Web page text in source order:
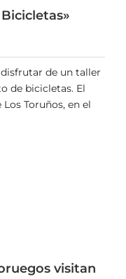
de un taller
de bicicletas. El
Toruños, en el
visitan